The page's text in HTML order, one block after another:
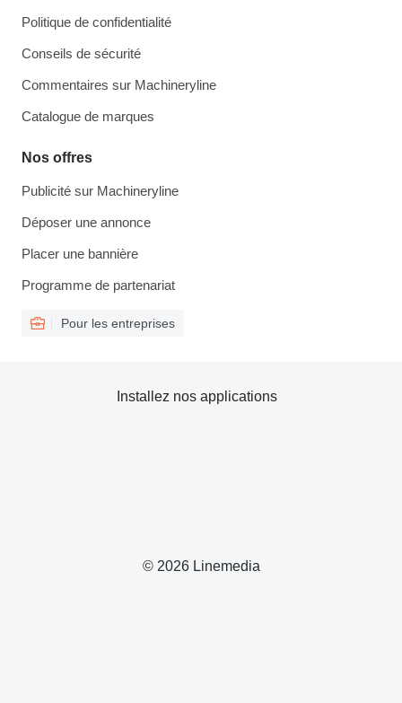
Politique de confidentialité
Conseils de sécurité
Commentaires sur Machineryline
Catalogue de marques
Nos offres
Publicité sur Machineryline
Déposer une annonce
Placer une bannière
Programme de partenariat
Pour les entreprises
© 2026 Linemedia
Installez nos applications